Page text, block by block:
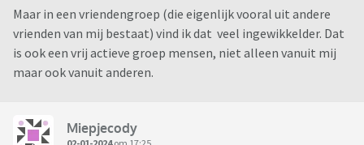
Maar in een vriendengroep (die eigenlijk vooral uit andere
vrienden van mij bestaat) vind ik dat veel ingewikkelder. Dat
is ook een vrij actieve groep mensen, niet alleen vanuit mij
maar ook vanuit anderen.
Miepjecody